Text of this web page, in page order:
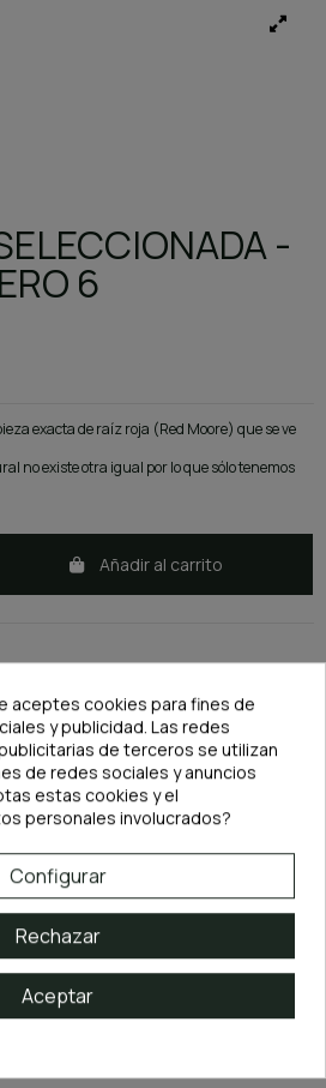
-
6
exacta de raíz roja (Red Moore) que se ve
no existe otra igual por lo que sólo tenemos
Añadir al carrito
un margen de error máximo de 50gr debido a la
aceptes cookies para fines de
y publicidad. Las redes
de terceros se utilizan
de redes sociales y anuncios
estas cookies y el
personales involucrados?
Configurar
Rechazar
Aceptar